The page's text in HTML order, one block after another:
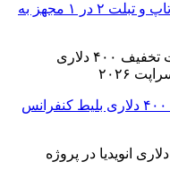
حراج شگفت‌انگیز وال‌مارت؛ لپ‌تاپ و تبلت ۲ در ۱ مجهز به
فرصت استثنایی: دریافت تخفیف ۴۰۰ دلاری بلیط کنفرانس